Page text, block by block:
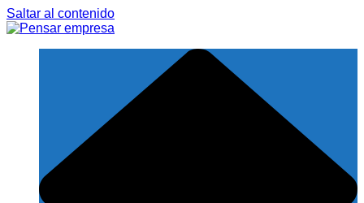
Saltar al contenido